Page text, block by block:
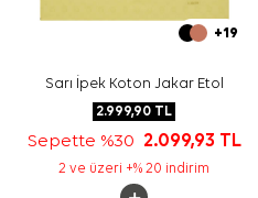
+19
Sarı İpek Koton Jakar Etol
2.999,90 TL
Sepette %30 2.099,93 TL
2 ve üzeri +% 20 indirim